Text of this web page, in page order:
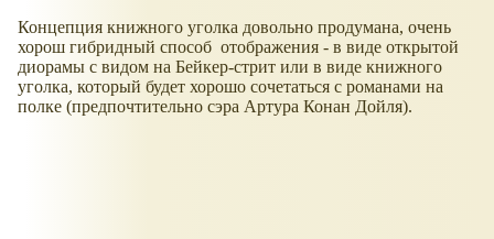
Концепция книжного уголка довольно продумана, очень
хорош гибридный способ отображения - в виде открытой
диорамы с видом на Бейкер-стрит или в виде книжного
уголка, который будет хорошо сочетаться с романами на
полке (предпочтительно сэра Артура Конан Дойля).